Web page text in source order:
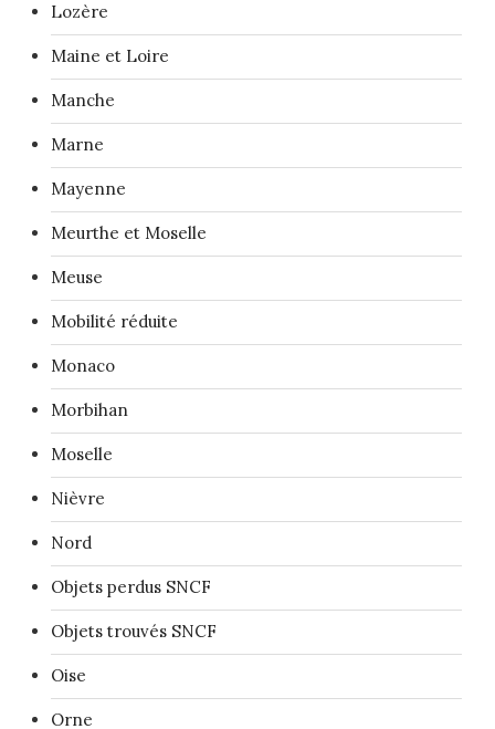
Lozère
Maine et Loire
Manche
Marne
Mayenne
Meurthe et Moselle
Meuse
Mobilité réduite
Monaco
Morbihan
Moselle
Nièvre
Nord
Objets perdus SNCF
Objets trouvés SNCF
Oise
Orne